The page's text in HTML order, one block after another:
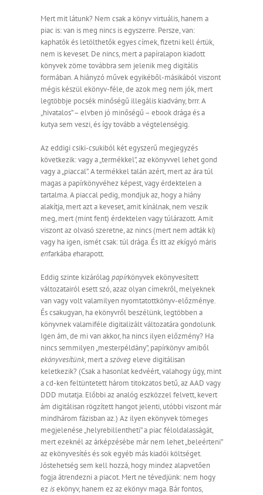
Mert mit látunk? Nem csak a könyv virtuális, hanem a
piac is: van is meg nincs is egyszerre. Persze, van:
kaphatók és letölthetők egyes címek, fizetni kell értük,
nem is keveset. De nincs, mert a papíralapon kiadott
könyvek zöme továbbra sem jelenik meg digitális
formában. A hiányzó művek egyikéből-másikából viszont
mégis készül ekönyv-féle, de azok meg nem jók, mert
legtöbbje pocsék minőségű illegális kiadvány, brrr. A
„hivatalos” – elvben jó minőségű – ebook drága és a
kutya sem veszi, és így tovább a végtelenségig.
Az eddigi csiki-csukiból két egyszerű megjegyzés
következik: vagy a „termékkel”, az ekönyvvel lehet gond
vagy a „piaccal”. A termékkel talán azért, mert az ára túl
magas a papírkönyvéhez képest, vagy érdektelen a
tartalma. A piaccal pedig, mondjuk az, hogy a hiány
alakítja, mert azt a keveset, amit kínálnak, nem veszik
meg, mert (mint fent) érdektelen vagy túlárazott. Amit
viszont az olvasó szeretne, az nincs (mert nem adták ki)
vagy ha igen, ismét csak: túl drága. És itt azekígyó máris
enfarkábaeharapott.
Eddig szinte kizárólag papírkönyvek ekönyvesített
változatairól esett szó, azaz olyan címekről, melyeknek
van vagy volt valamilyen nyomtatottkönyv-előzménye.
És csakugyan, ha ekönyvről beszélünk, legtöbben a
könyvnek valamiféle digitalizált változatára gondolunk.
Igen ám, de mi van akkor, ha nincs ilyen előzmény? Ha
nincs semmilyen „mesterpéldány”, papírkönyv amiből
ekönyvesítünk, mert aszövegeleve digitálisan
keletkezik? (Csak a hasonlat kedvéért, valahogy úgy, mint
a cd-ken feltüntetett három titokzatos betű, az AAD vagy
DDD mutatja. Előbbi az analóg eszközzel felvett, kevert
ám digitálisan rögzített hangot jelenti, utóbbi viszont már
mindhárom fázisban az.) Az ilyen ekönyvek tömeges
megjelenése „helyrebillentheti” a piac féloldalasságát,
mert ezeknél az árképzésébe már nem lehet „beleérteni”
az ekönyvesítés és sok egyéb más kiadói költséget.
Jóstehetség sem kell hozzá, hogy mindez alapvetően
fogja átrendezni a piacot. Mert ne tévedjünk: nem hogy
ezisekönyv, hanem ez az ekönyv maga. Bár fontos,